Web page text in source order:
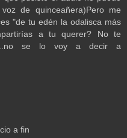
de quinceañera)Pero me
"de tu edén la odalisca más
a tu querer? No te
se lo voy a decir a
a fin